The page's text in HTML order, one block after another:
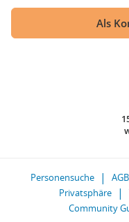
Als
Personensuche AGB
Privatsphäre
Community